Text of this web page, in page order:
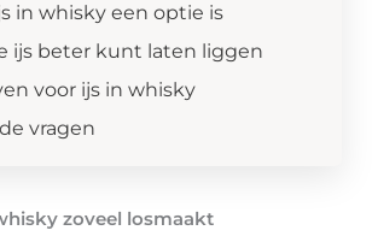
in whisky een optie is
ijs beter kunt laten liggen
voor ijs in whisky
vragen
zoveel losmaakt